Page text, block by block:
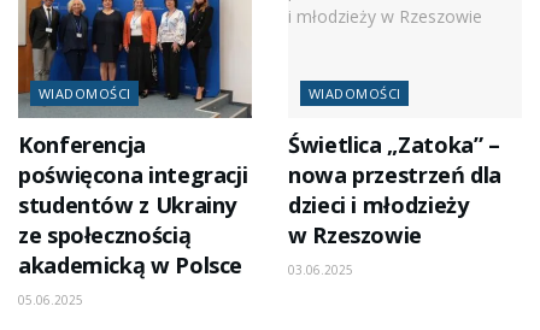
WIADOMOŚCI
Konferencja
poświęcona integracji
studentów z Ukrainy
ze społecznością
akademicką w Polsce
05.06.2025
WIADOMOŚCI
Świetlica „Zatoka” –
nowa przestrzeń dla
dzieci i młodzieży
w Rzeszowie
03.06.2025